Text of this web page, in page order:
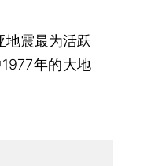
震最为活跃
年的大地